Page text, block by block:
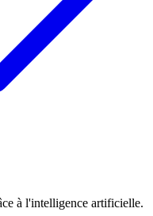
à l'intelligence artificielle.